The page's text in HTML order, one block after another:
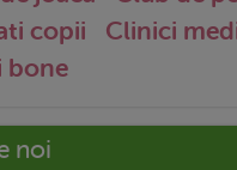
copii
Clinici
bone
noi